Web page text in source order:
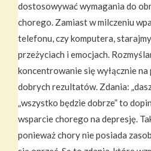
dostosowywać wymagania do
chorego. Zamiast w milczeniu
telefonu, czy komputera,
przeżyciach i emocjach.
koncentrowanie się wyłącznie
dobrych rezultatów. Zdania: „dasz
„wszystko będzie dobrze” to
wsparcie chorego na depresję.
ponieważ chory nie posiada